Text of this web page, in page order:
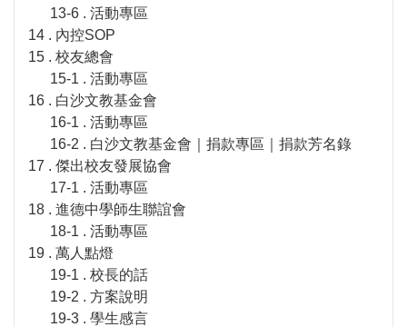
13-6 . 活動專區
14 . 內控SOP
15 . 校友總會
15-1 . 活動專區
16 . 白沙文教基金會
16-1 . 活動專區
16-2 . 白沙文教基金會｜捐款專區｜捐款芳名錄
17 . 傑出校友發展協會
17-1 . 活動專區
18 . 進德中學師生聯誼會
18-1 . 活動專區
19 . 萬人點燈
19-1 . 校長的話
19-2 . 方案說明
19-3 . 學生感言